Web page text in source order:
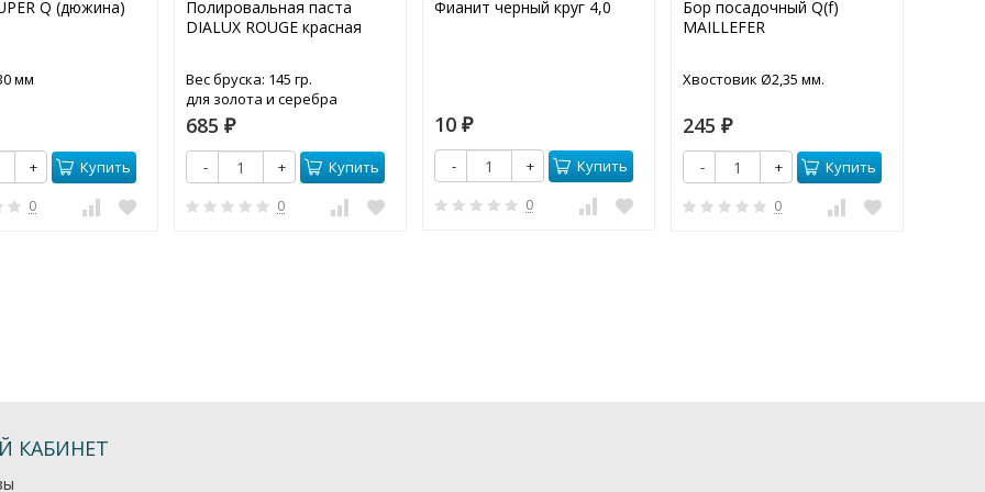
Q (дюжина)
мм
+ Купить
0
Полировальная паста
DIALUX ROUGE красная
Вес бруска: 145 гр.
для золота и серебра
685 ₽
- + Купить
0
Фианит черный круг 4,0
10 ₽
- + Купить
0
Бор посадочный Q(f)
MAILLEFER
Хвостовик Ø2,35 мм.
245 ₽
- + Купить
0
КАБИНЕТ